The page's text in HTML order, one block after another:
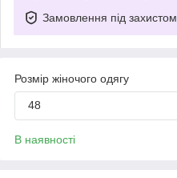
Замовлення під захистом
Розмір жіночого одягу
48
В наявності